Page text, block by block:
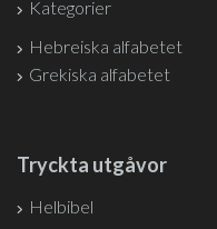
Kategorier
Hebreiska alfabetet
Grekiska alfabetet
Tryckta utgåvor
Helbibel